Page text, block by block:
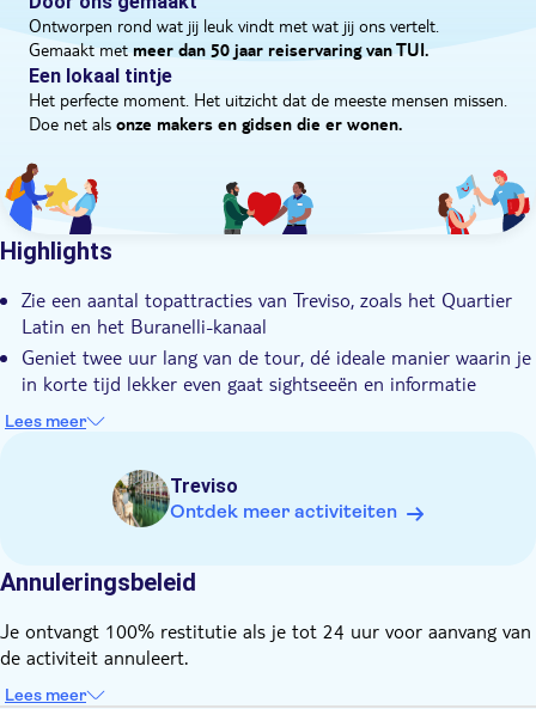
Fontana delle Tette, een 15e-eeuwse fontein waar je snel even
een drankje kunt doen. Tot slot bekijk je het hippe Piazza dei
Signori - in het hart van de stad - en het 700 jaar oude Palazzo
dei Trecento. Na de rondleiding geeft je gids je een tip voor een
goed eettentje. Kijk, de tiramisu is uitgevonden in Treviso, dus
zeg nou zelf.
Privé groep
Ontworpen rond wat jij leuk vindt met wat jij ons vertelt.
Gemaakt met meer dan 50 jaar reiservaring van TUI.
Een lokaal tintje
Het perfecte moment. Het uitzicht dat de meeste mensen missen.
Doe net als onze makers en gidsen die er wonen.
Highlights
Zie een aantal topattracties van Treviso, zoals het Quartier
Latin en het Buranelli-kanaal
Geniet twee uur lang van de tour, dé ideale manier waarin je
in korte tijd lekker even gaat sightseeën en informatie
alles over de geschiedenis van het dessert tijdens je tour
Wandel langs de rivier de Sile en doe tijdens de route het
eiland van de Vismarkt aan
deskundige lokale gids kent het gebied als geen ander
Lees meer
Treviso
Ontdek meer activiteiten
Annuleringsbeleid
Je ontvangt 100% restitutie als je tot 24 uur voor aanvang van
de activiteit annuleert.
Lees meer